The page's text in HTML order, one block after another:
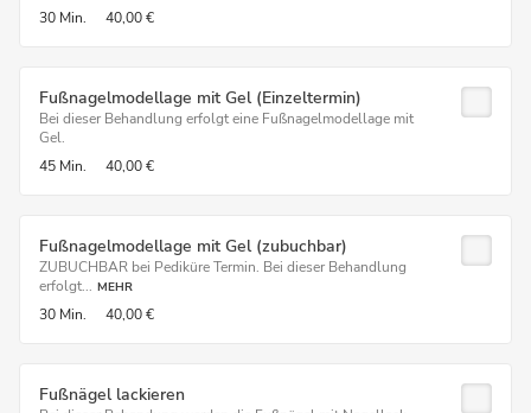
30 Min. 40,00 €
Fußnagelmodellage mit Gel (Einzeltermin)
Bei dieser Behandlung erfolgt eine Fußnagelmodellage mit
Gel.
45 Min.
40,00 €
Fußnagelmodellage mit Gel (zubuchbar)
ZUBUCHBAR bei Pediküre Termin. Bei dieser Behandlung
erfolgt... MEHR
30 Min. 40,00 €
Fußnägel lackieren